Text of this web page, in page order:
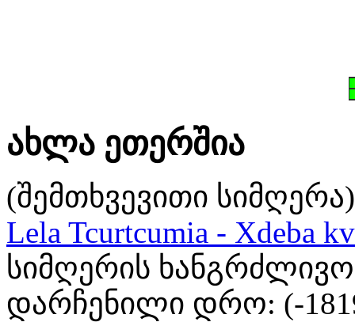
ახლა ეთერშია
(შემთხვევითი სიმღერა)
Lela Tcurtcumia - Xdeba
სიმღერის
დარჩენილი დრო: (-